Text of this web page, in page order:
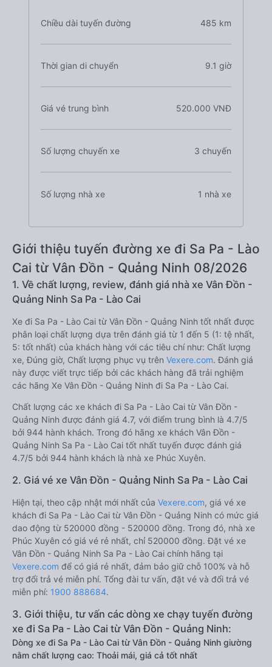
Chiều dài tuyến đường 485 km
Thời gian di chuyển 9.1 giờ
Giá vé trung bình 520.000 VNĐ
Số lượng chuyến xe 3 chuyến
Số lượng nhà xe 1 nhà xe
Giới thiệu tuyến đường xe đi Sa Pa - Lào
Cai từ Vân Đồn - Quảng Ninh 08/2026
1. Về chất lượng, review, đánh giá nhà xe Vân Đồn -
Quảng Ninh Sa Pa - Lào Cai
Xe đi Sa Pa - Lào Cai từ Vân Đồn - Quảng Ninh tốt nhất được
phân loại chất lượng dựa trên đánh giá từ 1 đến 5 (1: tệ nhất,
5: tốt nhất) của khách hàng với các tiêu chí như: Chất lượng
xe, Đúng giờ, Chất lượng phục vụ trên Vexere.com. Đánh giá
này được viết trực tiếp bởi các khách hàng đã trải nghiệm
các hãng Xe Vân Đồn - Quảng Ninh đi Sa Pa - Lào Cai.
Chất lượng các xe khách đi Sa Pa - Lào Cai từ Vân Đồn -
Quảng Ninh được đánh giá 4.7, với điểm trung bình là 4.7/5
bởi 944 hành khách. Trong đó hãng xe khách Vân Đồn -
Quảng Ninh Sa Pa - Lào Cai tốt nhất tuyến được đánh giá
4.7/5 bởi 944 hành khách là nhà xe Phúc Xuyên.
2. Giá vé xe Vân Đồn - Quảng Ninh Sa Pa - Lào Cai
Hiện tại, theo cập nhật mới nhất của Vexere.com, giá vé xe
khách đi Sa Pa - Lào Cai từ Vân Đồn - Quảng Ninh có mức giá
dao động từ 520000 đồng - 520000 đồng. Trong đó, nhà xe
Phúc Xuyên có giá vé rẻ nhất, chỉ 520000 đồng. Đặt vé xe
Vân Đồn - Quảng Ninh Sa Pa - Lào Cai chính hãng tại
Vexere.com để có giá rẻ nhất, đảm bảo giữ chỗ 100% và hỗ
trợ đổi trả vé miễn phí. Tổng đài tư vấn, đặt vé và đổi trả vé
miễn phí: 1900 888684.
3. Giới thiệu, tư vấn các dòng xe chạy tuyến đường
xe đi Sa Pa - Lào Cai từ Vân Đồn - Quảng Ninh:
Dòng xe đi Sa Pa - Lào Cai từ Vân Đồn - Quảng Ninh giường
nằm chất lượng cao: Thoải mái, giá cả tốt nhất